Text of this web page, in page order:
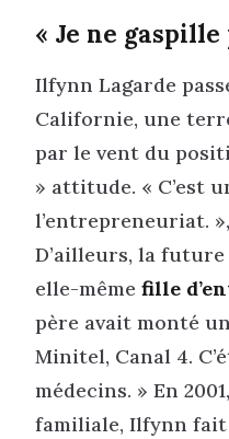
« Je ne gaspille
Ilfynn Lagarde
Californie, une
par le vent du
» attitude. « C’est
l’entrepreneuriat.
D’ailleurs, la
elle-même fille
père avait monté
Minitel, Canal 4.
médecins. » En
familiale, Ilfynn fait